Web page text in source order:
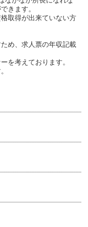
きます。
取得が出来ていない方
め、求人票の年収記載
を考えております。